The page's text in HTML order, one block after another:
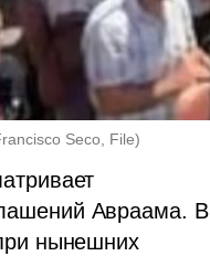
Seco, File)
Авраама. В
нынешних